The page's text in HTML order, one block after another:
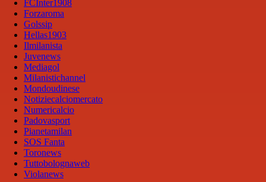
FCInter1908
Forzaroma
Golssip
Hellas1903
Ilmilanista
Juvenews
Mediagol
Milanistichannel
Mondoudinese
Notiziecalciomercato
Numericalcio
Padovasport
Pianetamilan
SOS Fanta
Toronews
Tuttobolognaweb
Violanews